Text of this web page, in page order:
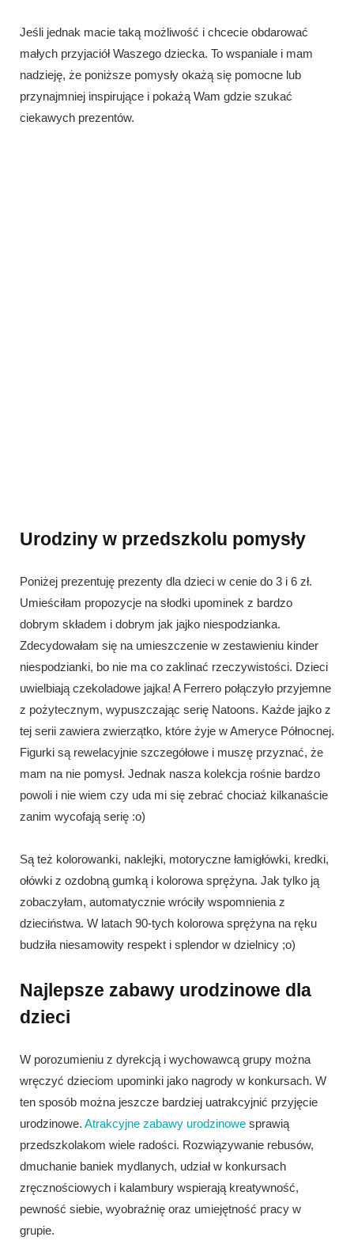
Jeśli jednak macie taką możliwość i chcecie obdarować
małych przyjaciół Waszego dziecka. To wspaniale i mam
nadzieję, że poniższe pomysły okażą się pomocne lub
przynajmniej inspirujące i pokażą Wam gdzie szukać
ciekawych prezentów.
Urodziny w przedszkolu pomysły
Poniżej prezentuję prezenty dla dzieci w cenie do 3 i 6 zł.
Umieściłam propozycje na słodki upominek z bardzo
dobrym składem i dobrym jak jajko niespodzianka.
Zdecydowałam się na umieszczenie w zestawieniu kinder
niespodzianki, bo nie ma co zaklinać rzeczywistości. Dzieci
uwielbiają czekoladowe jajka! A Ferrero połączyło przyjemne
z pożytecznym, wypuszczając serię Natoons. Każde jajko z
tej serii zawiera zwierzątko, które żyje w Ameryce Północnej.
Figurki są rewelacyjnie szczegółowe i muszę przyznać, że
mam na nie pomysł. Jednak nasza kolekcja rośnie bardzo
powoli i nie wiem czy uda mi się zebrać chociaż kilkanaście
zanim wycofają serię :o)
Są też kolorowanki, naklejki, motoryczne łamigłówki, kredki,
ołówki z ozdobną gumką i kolorowa sprężyna. Jak tylko ją
zobaczyłam, automatycznie wróciły wspomnienia z
dzieciństwa. W latach 90-tych kolorowa sprężyna na ręku
budziła niesamowity respekt i splendor w dzielnicy ;o)
Najlepsze zabawy urodzinowe dla
dzieci
W porozumieniu z dyrekcją i wychowawcą grupy można
wręczyć dzieciom upominki jako nagrody w konkursach. W
ten sposób można jeszcze bardziej uatrakcyjnić przyjęcie
urodzinowe. Atrakcyjne zabawy urodzinowe sprawią
przedszkolakom wiele radości. Rozwiązywanie rebusów,
dmuchanie baniek mydlanych, udział w konkursach
zręcznościowych i kalambury wspierają kreatywność,
pewność siebie, wyobraźnię oraz umiejętność pracy w
grupie.